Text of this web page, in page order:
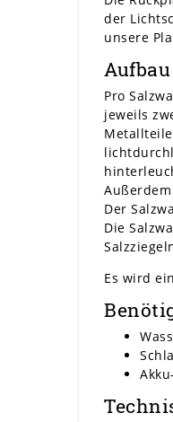
der
unsere
Aufbau
Pro
jeweils
Der
Die
Es wird